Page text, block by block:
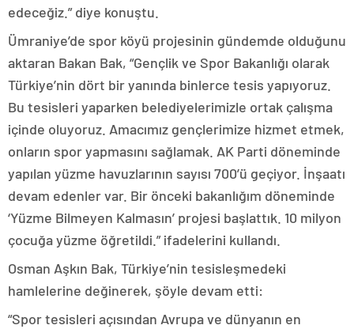
edeceğiz.” diye konuştu.
Ümraniye’de spor köyü projesinin gündemde olduğunu
aktaran Bakan Bak, “Gençlik ve Spor Bakanlığı olarak
Türkiye’nin dört bir yanında binlerce tesis yapıyoruz.
Bu tesisleri yaparken belediyelerimizle ortak çalışma
içinde oluyoruz. Amacımız gençlerimize hizmet etmek,
onların spor yapmasını sağlamak. AK Parti döneminde
yapılan yüzme havuzlarının sayısı 700’ü geçiyor. İnşaatı
devam edenler var. Bir önceki bakanlığım döneminde
‘Yüzme Bilmeyen Kalmasın’ projesi başlattık. 10 milyon
çocuğa yüzme öğretildi.” ifadelerini kullandı.
Osman Aşkın Bak, Türkiye’nin tesisleşmedeki
hamlelerine değinerek, şöyle devam etti:
“Spor tesisleri açısından Avrupa ve dünyanın en